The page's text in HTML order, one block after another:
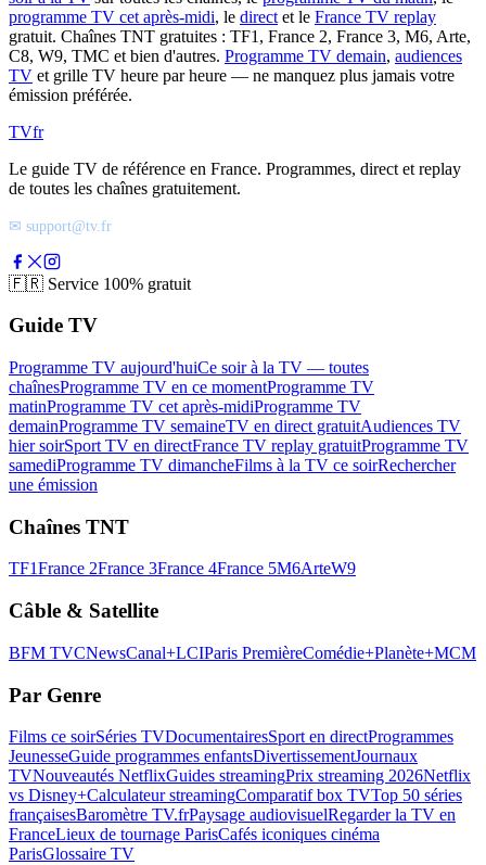
programme TV cet après-midi, le direct et le France TV replay
gratuit. Chaînes TNT gratuites : TF1, France 2, France 3, M6, Arte,
C8, W9, TMC et bien d'autres. Programme TV demain, audiences
TV et grille TV heure par heure — ne manquez plus jamais votre
émission préférée.
TVfr
Le guide TV de référence en France. Programmes, direct et replay
de toutes les chaînes gratuitement.
✉ support@tv.fr
🇫🇷 Service 100% gratuit
Guide TV
Programme TV aujourd'huiCe soir à la TV — toutes
chaînesProgramme TV en ce momentProgramme TV
matinProgramme TV cet après-midiProgramme TV
demainProgramme TV semaineTV en direct gratuitAudiences TV
hier soirSport TV en directFrance TV replay gratuitProgramme TV
samediProgramme TV dimancheFilms à la TV ce soirRechercher
une émission
Chaînes TNT
TF1France 2France 3France 4France 5M6ArteW9
Câble & Satellite
BFM TVCNewsCanal+LCIParis PremièreComédie+Planète+MCM
Par Genre
Films ce soirSéries TVDocumentairesSport en directProgrammes
JeunesseGuide programmes enfantsDivertissementJournaux
TVNouveautés NetflixGuides streamingPrix streaming 2026Netflix
vs Disney+Calculateur streamingComparatif box TVTop 50 séries
françaisesBaromètre TV.frPaysage audiovisuelRegarder la TV en
FranceLieux de tournage ParisCafés iconiques cinéma
ParisGlossaire TV